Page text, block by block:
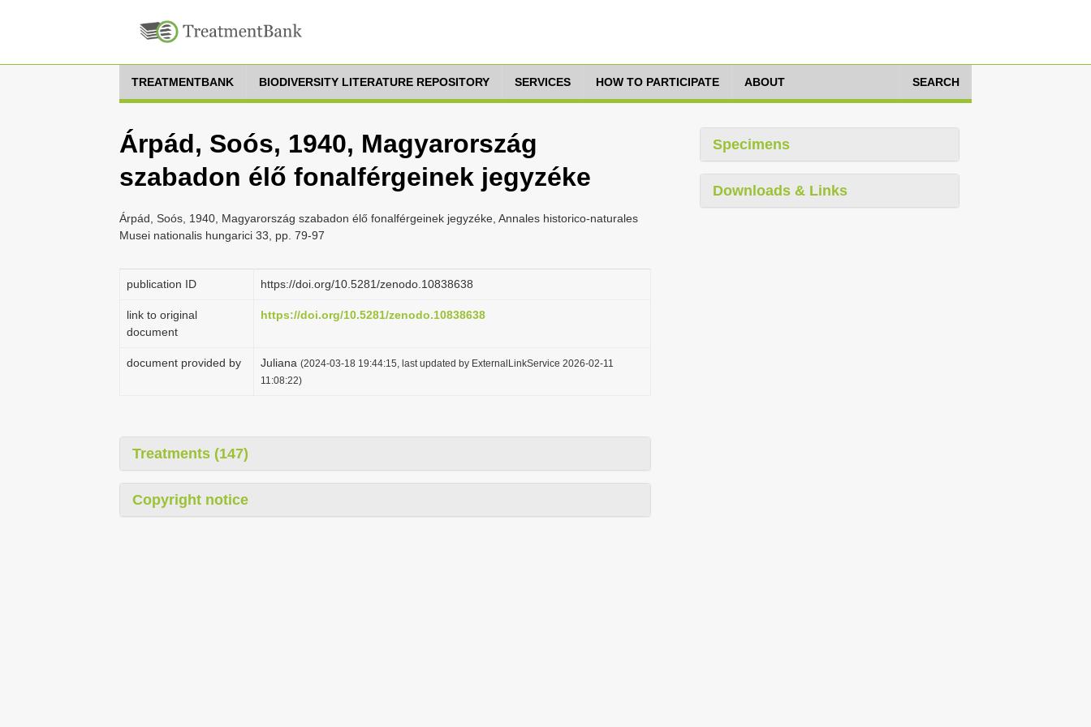
TREATMENTBANK BIODIVERSITY LITERATURE REPOSITORY SERVICES HOW TO PARTICIPATE ABOUT SEARCH
Árpád, Soós, 1940, Magyarország
szabadon élő fonalférgeinek jegyzéke
Árpád, Soós, 1940, Magyarország szabadon élő fonalférgeinek jegyzéke, Annales historico-naturales
Musei nationalis hungarici 33, pp. 79-97
publication ID https://doi.org/10.5281/zenodo.10838638
link to original
document
https://doi.org/10.5281/zenodo.10838638
document provided by Juliana (2024-03-18 19:44:15, last updated by ExternalLinkService 2026-02-11
11:08:22)
Treatments (147)
Copyright notice
Specimens
Downloads & Links